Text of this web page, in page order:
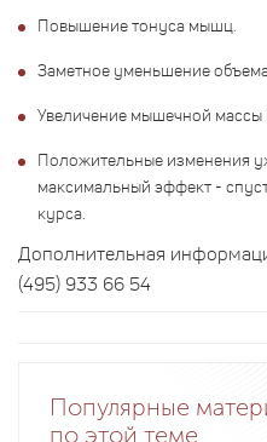
Повышение тонуса мышц.
Заметное уменьшение
Увеличение мышечной массы
Положительные изменения
максимальный эффект -
курса.
Дополнительная
(495) 933 66 54
Популярные
по этой теме